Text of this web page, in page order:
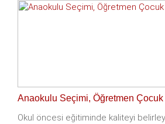
Anaokulu Seçimi, Öğretmen
Okul öncesi eğitiminde kaliteyi